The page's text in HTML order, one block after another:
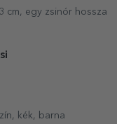
cm, egy zsinór hossza
kék, barna